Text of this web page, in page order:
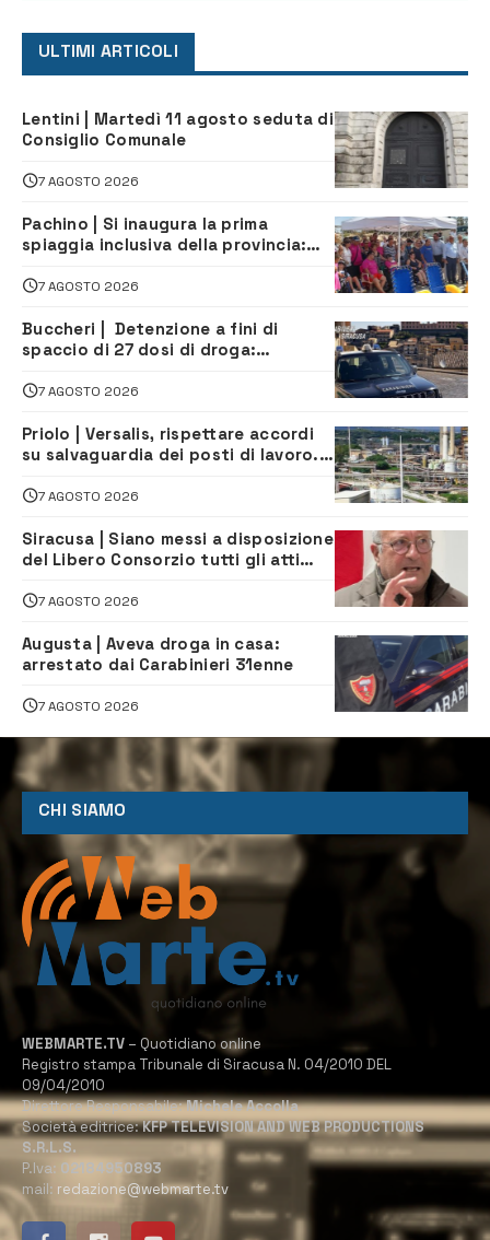
ULTIMI ARTICOLI
Lentini | Martedì 11 agosto seduta di
Consiglio Comunale
7 AGOSTO 2026
Pachino | Si inaugura la prima
spiaggia inclusiva della provincia:
tutti
7 AGOSTO 2026
Buccheri | Detenzione a fini di
spaccio di 27 dosi di droga:
7 AGOSTO 2026
Priolo | Versalis, rispettare accordi
su salvaguardia dei posti di lavoro. Il
7 AGOSTO 2026
Siracusa | Siano messi a disposizione
del Libero Consorzio tutti gli atti
7 AGOSTO 2026
Augusta | Aveva droga in casa:
arrestato dai Carabinieri 31enne
7 AGOSTO 2026
CHI SIAMO
WEBMARTE.TV – Quotidiano online
Registro stampa Tribunale di Siracusa N. 04/2010 DEL
09/04/2010
Direttore Responsabile:Michele Accolla
Società editrice:KFP TELEVISION AND WEB PRODUCTIONS
S.R.L.S.
P.Iva: 02184950893
mail: redazione@webmarte.tv